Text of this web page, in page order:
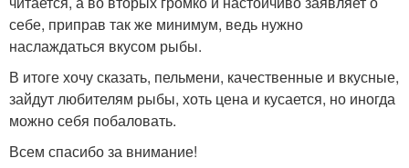
себе, приправ так же минимум, ведь нужно
наслаждаться вкусом рыбы.
В итоге хочу сказать, пельмени, качественные и вкусные,
зайдут любителям рыбы, хоть цена и кусается, но иногда
можно себя побаловать.
Всем спасибо за внимание!